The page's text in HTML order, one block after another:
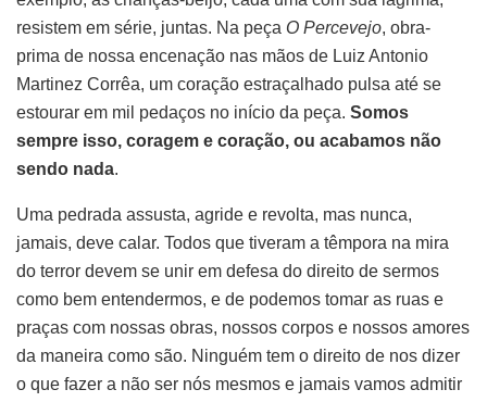
resistem em série, juntas. Na peça O Percevejo, obra-
prima de nossa encenação nas mãos de Luiz Antonio
Martinez Corrêa, um coração estraçalhado pulsa até se
estourar em mil pedaços no início da peça. Somos
sempre isso, coragem e coração, ou acabamos não
sendo nada.
Uma pedrada assusta, agride e revolta, mas nunca,
jamais, deve calar. Todos que tiveram a têmpora na mira
do terror devem se unir em defesa do direito de sermos
como bem entendermos, e de podemos tomar as ruas e
praças com nossas obras, nossos corpos e nossos amores
da maneira como são. Ninguém tem o direito de nos dizer
o que fazer a não ser nós mesmos e jamais vamos admitir